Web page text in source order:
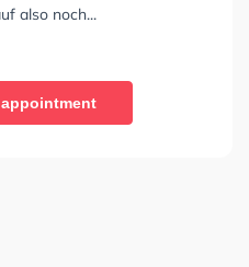
also noch...